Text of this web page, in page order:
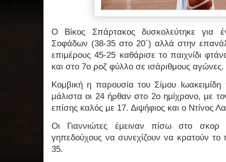
Ο Βίκος Σπάρτακος δυσκολεύτηκε για
Σοφάδων (38-35 στο 20΄) αλλά στην
επιμέρους 45-25 καθάρισε το παιχνίδι
και στο 7ο ροζ φύλλο σε ισάριθμους αγώνες.
Κομβική η παρουσία του Σίμου
μάλιστα οι 24 ήρθαν στο 2ο ημίχρονο, με
επίσης καλός με 17. Διψήφιος και ο Ντίνος
Οι Γιαννιώτες έμειναν πίσω στο
γηπεδούχους να συνεχίζουν να κρατούν
35.